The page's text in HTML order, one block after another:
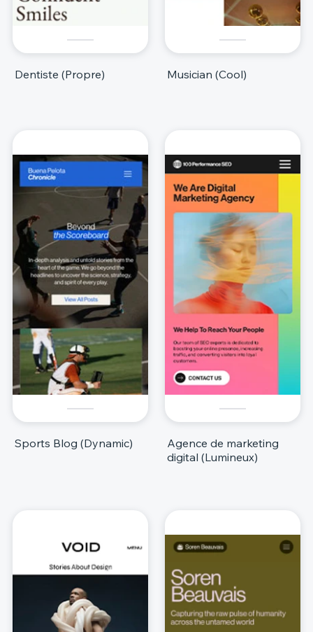
Dentiste (Propre) Musician (Cool)
Sports Blog (Dynamic)
Agence de marketing
digital (Lumineux)